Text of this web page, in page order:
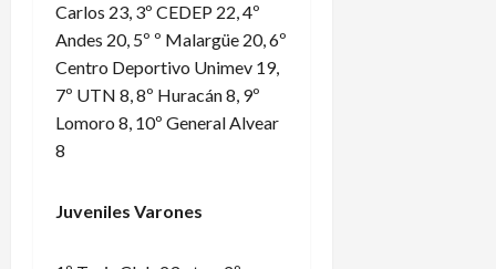
Carlos 23, 3º CEDEP 22, 4º
Andes 20, 5º º Malargüe 20, 6º
Centro Deportivo Unimev 19,
7º UTN 8, 8º Huracán 8, 9º
Lomoro 8, 10º General Alvear
8
Juveniles Varones